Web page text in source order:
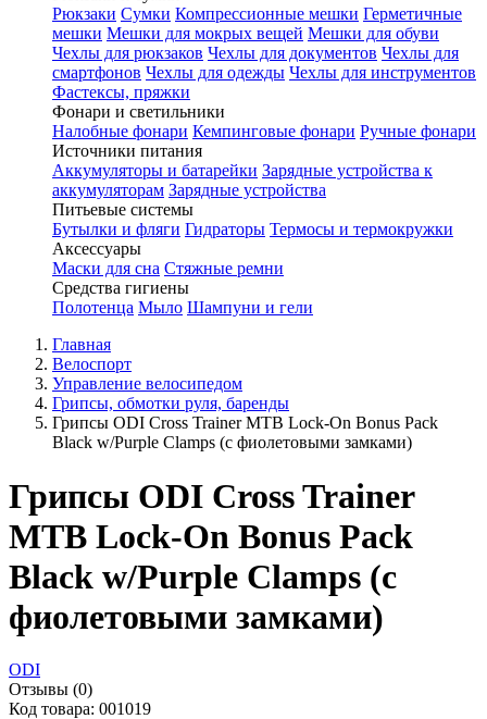
Рюкзаки Сумки Компрессионные мешки Герметичные
мешки Мешки для мокрых вещей Мешки для обуви
Чехлы для рюкзаков Чехлы для документов Чехлы для
смартфонов Чехлы для одежды Чехлы для инструментов
Фастексы, пряжки
Фонари и светильники
Налобные фонари Кемпинговые фонари Ручные фонари
Источники питания
Аккумуляторы и батарейки Зарядные устройства к
аккумуляторам Зарядные устройства
Питьевые системы
Бутылки и фляги Гидраторы Термосы и термокружки
Аксессуары
Маски для сна Стяжные ремни
Средства гигиены
Полотенца Мыло Шампуни и гели
Главная
Велоспорт
Управление велосипедом
Грипсы, обмотки руля, баренды
Грипсы ODI Cross Trainer MTB Lock-On Bonus Pack
Black w/Purple Clamps (с фиолетовыми замками)
Грипсы ODI Cross Trainer
MTB Lock-On Bonus Pack
Black w/Purple Clamps (с
фиолетовыми замками)
ODI
Отзывы (0)
Код товара: 001019